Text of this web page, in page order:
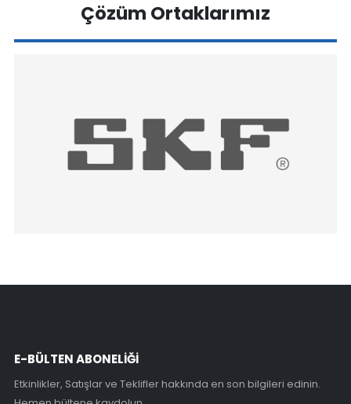
Çözüm Ortaklarımız
E-BÜLTEN ABONELİĞİ
Etkinlikler, Satışlar ve Teklifler hakkında en son bilgileri edinin.